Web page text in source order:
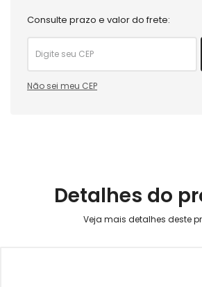
Consulte prazo e valor do frete:
Não sei meu CEP
Detalhes do